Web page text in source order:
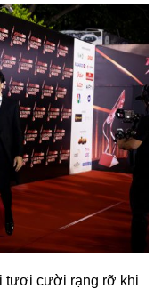
tươi cười rạng rỡ khi